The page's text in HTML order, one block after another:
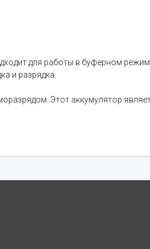
для работы в буферном
и разрядка.
Этот аккумулятор